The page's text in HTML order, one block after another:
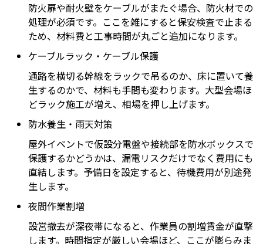
防火扉や耐火壁をケーブルがまたぐ場合、防火材での
処理が必須です。ここを雑にすると保安検査で止まる
ため、材料費と工事時間が丸ごと追加になります。
ケーブルラック・ケーブル保護
通路を横切る幹線をラックで吊るのか、床に置いて養
生するのかで、材料も手間も変わります。大型会場ほ
どラック施工が増え、相場を押し上げます。
防水養生・雨天対策
屋外イベントで仮設分電盤や接続部を防水ボックスで
保護するかどうかは、漏電リスクだけでなく費用にも
直結します。予備日を設定すると、待機費用が別途発
生します。
夜間作業割増
設営撤去が深夜帯になると、作業員の割増賃金が直撃
します。時間指定が厳しい会場ほど、ここが膨らみま